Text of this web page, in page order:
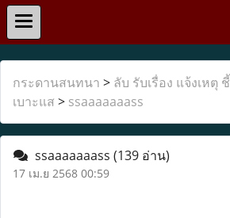
กระดานสนทนา > ลับ รับเรื่อง แจ้งเหตุ ชี้
เบาะแส > ssaaaaaaass
ssaaaaaaass (139 อ่าน)
17 เม.ย 2568 00:59